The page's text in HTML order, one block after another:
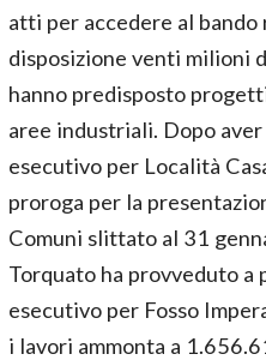
atti per accedere al
disposizione venti milioni
hanno predisposto
aree industriali. Dopo
esecutivo per Località
proroga per la
Comuni slittato al 31
Torquato ha provveduto
esecutivo per Fosso
i lavori ammonta a